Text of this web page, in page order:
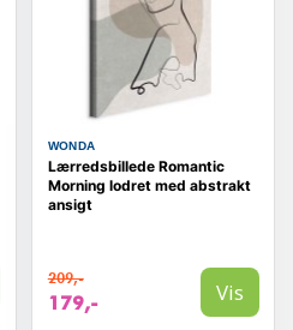
WONDA
Lærredsbillede Romantic
Morning lodret med abstrakt
ansigt
209,-
179,- Vis